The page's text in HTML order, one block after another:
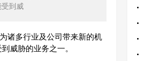
到威
诸多行业及公司带来新的机
威胁的业务之一。